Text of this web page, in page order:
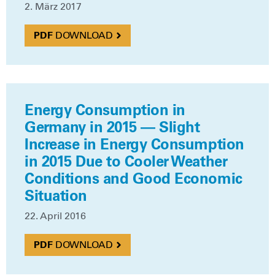
2. März 2017
DOWN­LOAD
Energy Consumption in
Germany in 2015 — Slight
Increase in Energy Consumption
in 2015 Due to Cooler Weather
Conditions and Good Economic
Situation
22. April 2016
DOWN­LOAD